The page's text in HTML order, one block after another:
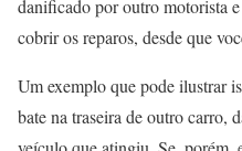
danificado por outro motorista
cobrir os reparos, desde que
Um exemplo que pode ilustrar
bate na traseira de outro carro,